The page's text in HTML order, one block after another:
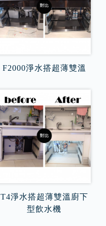
F2000淨水搭超薄雙溫
T4淨水搭超薄雙溫廚下
型飲水機